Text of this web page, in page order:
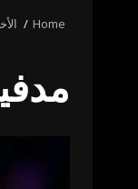
Home
مدفيديف